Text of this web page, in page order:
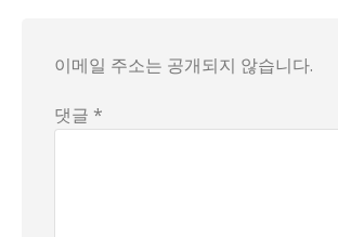
결국 이 모든 건 증거의 문제가 남아 있
이메일 주소는 공개되지 않습니다.
댓글 *